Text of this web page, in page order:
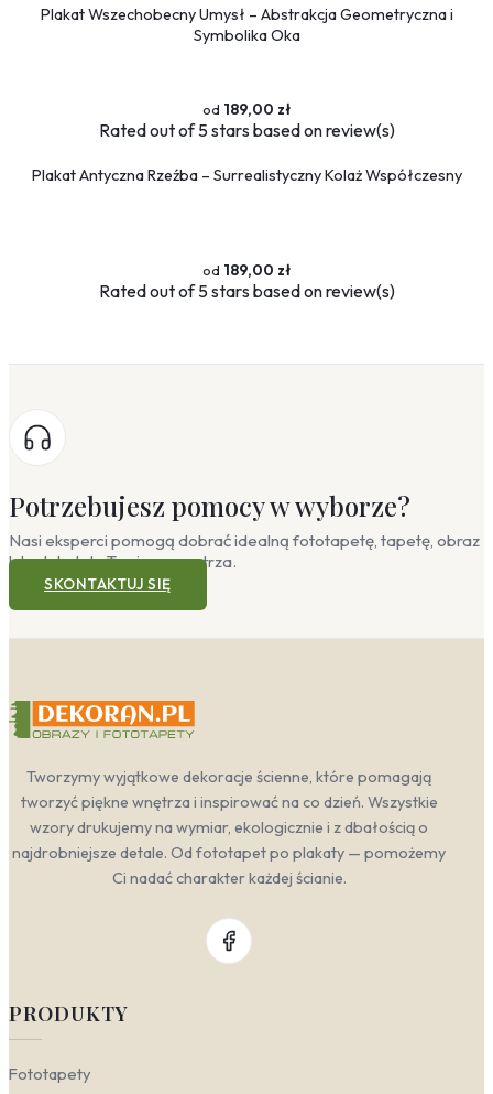
Plakat Wszechobecny Umysł – Abstrakcja Geometryczna i
Symbolika Oka
189,00 zł
Ratedout of 5 stars based onreview(s)
Plakat Antyczna Rzeźba – Surrealistyczny Kolaż Współczesny
189,00 zł
Ratedout of 5 stars based onreview(s)
Potrzebujesz pomocy w wyborze?
Nasi eksperci pomogą dobrać idealną fototapetę, tapetę, obraz
lub plakat do Twojego wnętrza.
SKONTAKTUJ SIĘ
Tworzymy wyjątkowe dekoracje ścienne, które pomagają
tworzyć piękne wnętrza i inspirować na co dzień. Wszystkie
wzory drukujemy na wymiar, ekologicznie i z dbałością o
najdrobniejsze detale. Od fototapet po plakaty — pomożemy
Ci nadać charakter każdej ścianie.
PRODUKTY
Fototapety